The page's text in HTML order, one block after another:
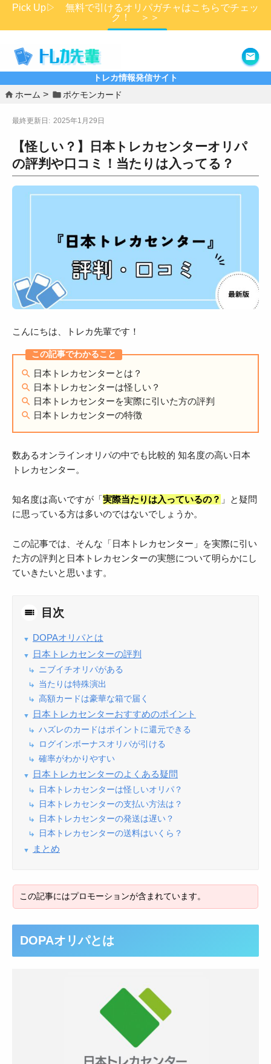
Pick Up▷ 無料で引けるオリパガチャはこちらでチェッ
ク！ ＞＞
トレカ情報発信サイト
ホーム ポケモンカード
2025年1月29日
【怪しい？】日本トレカセンターオリパ
の評判や口コミ！当たりは入ってる？
こんにちは、トレカ先輩です！
日本トレカセンターとは？
日本トレカセンターは怪しい？
日本トレカセンターを実際に引いた方の評判
日本トレカセンターの特徴
数あるオンラインオリパの中でも比較的 知名度の高い日本
トレカセンター。
知名度は高いですが「実際当たりは入っているの？ 」と疑問
に思っている方は多いのではないでしょうか。
この記事では、そんな「日本トレカセンター」を実際に引い
た方の評判と日本トレカセンターの実態について明らかにし
ていきたいと思います。
目次
DOPAオリパとは
日本トレカセンターの評判
ニブイチオリパがある
当たりは特殊演出
高額カードは豪華な箱で届く
日本トレカセンターおすすめのポイント
ハズレのカードはポイントに還元できる
ログインボーナスオリパが引ける
確率がわかりやすい
日本トレカセンターのよくある疑問
日本トレカセンターは怪しいオリパ？
日本トレカセンターの支払い方法は？
日本トレカセンターの発送は遅い？
日本トレカセンターの送料はいくら？
まとめ
DOPAオリパとは